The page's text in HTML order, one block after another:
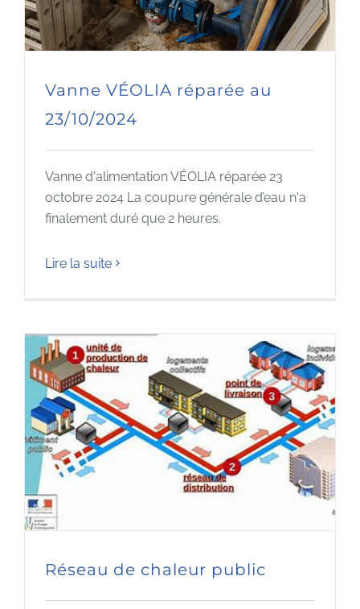
Vanne VÉOLIA réparée au
23/10/2024
Vanne d'alimentation VÉOLIA réparée 23
octobre 2024 La coupure générale d’eau n'a
finalement duré que 2 heures.
Lire la suite
Réseau de chaleur public